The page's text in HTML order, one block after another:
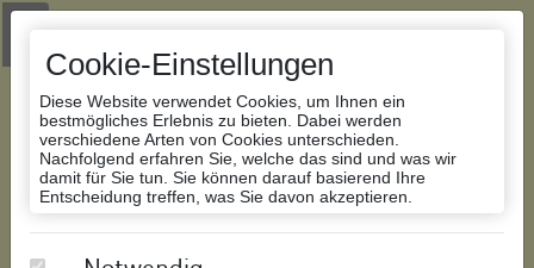
Cookie-Einstellungen
Diese Website verwendet Cookies, um Ihnen ein
bestmögliches Erlebnis zu bieten. Dabei werden
verschiedene Arten von Cookies unterschieden.
Nachfolgend erfahren Sie, welche das sind und was wir
damit für Sie tun. Sie können darauf basierend Ihre
Entscheidung treffen, was Sie davon akzeptieren.
Zur Navigation springen
Zum Inhalt der Website springen
Datenbank Bauforschung/Restaurierung